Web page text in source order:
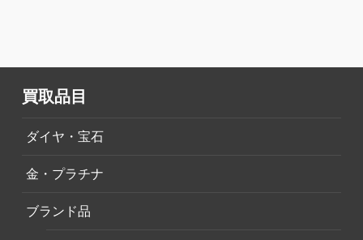
買取品目
ダイヤ・宝石
金・プラチナ
ブランド品